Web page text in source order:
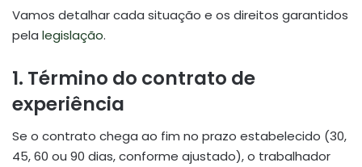
Vamos detalhar cada situação e os direitos garantidos
pela legislação.
1. Término do contrato de
experiência
Se o contrato chega ao fim no prazo estabelecido (30,
45, 60 ou 90 dias, conforme ajustado), o trabalhador